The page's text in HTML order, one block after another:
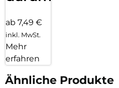
ab 7,49 €
inkl. MwSt.
Mehr
erfahren
Ähnliche Produkte